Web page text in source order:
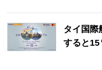
タイ国際
すると15